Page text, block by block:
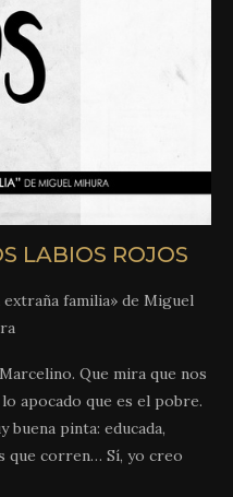
LABIOS ROJOS
familia» de Miguel
Que mira que nos
apocado que es el pobre.
buena pinta: educada,
que corren… Sí, yo creo